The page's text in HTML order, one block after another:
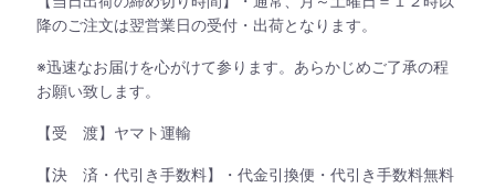
降のご注文は翌営業日の受付・出荷となります。
※迅速なお届けを心がけて参ります。あらかじめご了承の程
お願い致します。
【受 渡】ヤマト運輸
【決 済・代引き手数料】・代金引換便・代引き手数料無料